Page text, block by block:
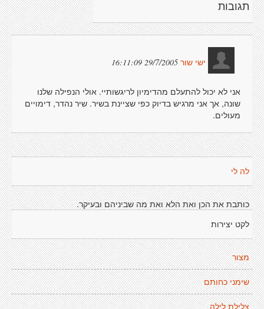
תגובות
ישי שור 29/7/2005 16:11:09
אני לא יכול להתעלם מהדימיון לריגשותיי. אולי הנפילה שלנו
שונה, אך אני מרגיש בדיוק כפי שציינת בשיר. שיר נהדר, דימויים
מעולים.
לה לי
כותבת את הכן ואת הלא ואת מה שביניהם ובעיקר.
לקט יצירות
מצור
שימני כחותם
צלילת לילה